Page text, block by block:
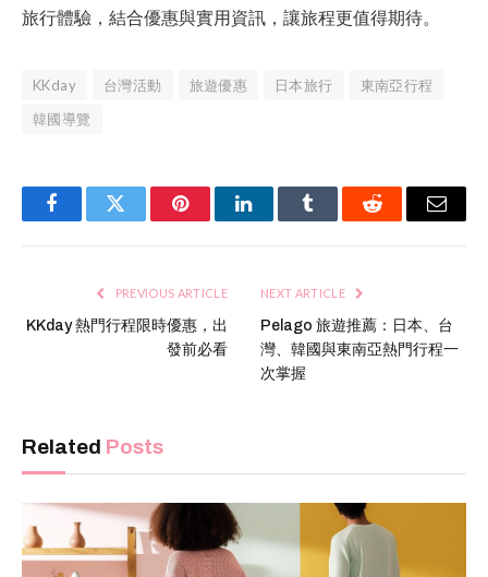
旅行體驗，結合優惠與實用資訊，讓旅程更值得期待。
KKday 台灣活動 旅遊優惠 日本旅行
東南亞行程
韓國導覽
FacebookTwitter PinterestLinkedInTumblr Reddit Email
PREVIOUS ARTICLE
KKday 熱門行程限時優惠，出
發前必看
NEXT ARTICLE
Pelago 旅遊推薦：日本、台
灣、韓國與東南亞熱門行程一
次掌握
Related Posts